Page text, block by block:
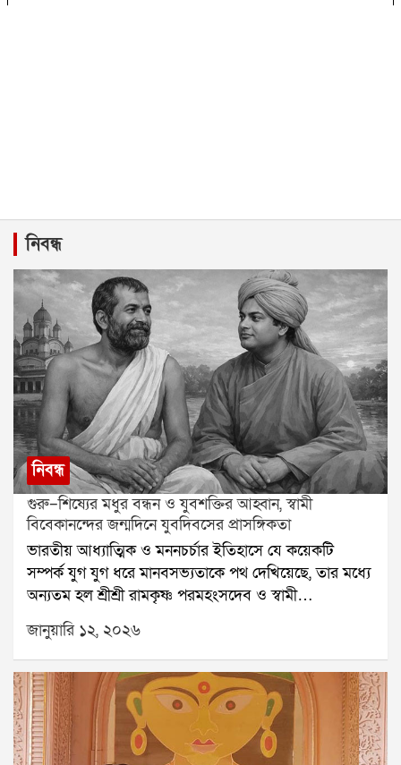
নিবন্ধ
নিবন্ধ
গুরু–শিষ্যের মধুর বন্ধন ও যুবশক্তির আহ্বান, স্বামী
বিবেকানন্দের জন্মদিনে যুবদিবসের প্রাসঙ্গিকতা
ভারতীয় আধ্যাত্মিক ও মননচর্চার ইতিহাসে যে কয়েকটি
সম্পর্ক যুগ যুগ ধরে মানবসভ্যতাকে পথ দেখিয়েছে, তার মধ্যে
অন্যতম হল শ্রীশ্রী রামকৃষ্ণ পরমহংসদেব ও স্বামী
বিবেকানন্দের (তৎকালীন নরেন্দ্রনাথ দত্ত) মধুর গুরুশিষ্য
সম্পর্ক। এই সম্পর্ক কেবল আধ্যাত্মিক সাধনার মধ্যেই
সীমাবদ্ধ ছিল না; বরং তা মানবকল্যাণ, যুবসমাজের জাগরণ ও
জাতিগঠনের এক শক্তিশালী ভিত্তি নির্মাণ করেছিল।সংশয়ী
নরেন্দ্র থেকে অগ্নিপুরুষ বিবেকানন্দউনিশ শতকের কলকাতায়
পাশ্চাত্য শিক্ষায় শিক্ষিত, যুক্তিবাদী ও সংশয়ী যুবক নরেন্দ্রনাথ
দত্ত ঈশ্বরের অস্তিত্ব নিয়ে প্রশ্ন তুলতেন। সেই প্রশ্নের উত্তর
জানুয়ারি ১২, ২০২৬